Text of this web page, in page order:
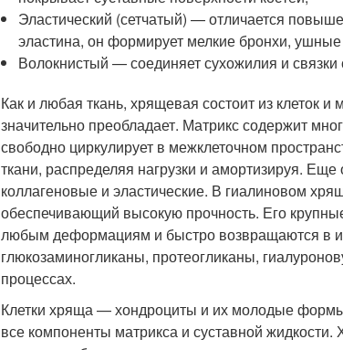
Эластический (сетчатый) — отличается
эластина, он формирует мелкие бронхи,
Волокнистый — соединяет сухожилия и
Как и любая ткань, хрящевая состоит из клеток
значительно преобладает. Матрикс содержит
свободно циркулирует в межклеточном
ткани, распределяя нагрузки и амортизируя.
коллагеновые и эластические. В гиалиновом
обеспечивающий высокую прочность. Его
любым деформациям и быстро возвращаются в
глюкозаминогликаны, протеогликаны,
процессах.
Клетки хряща — хондроциты и их молодые
все компоненты матрикса и суставной